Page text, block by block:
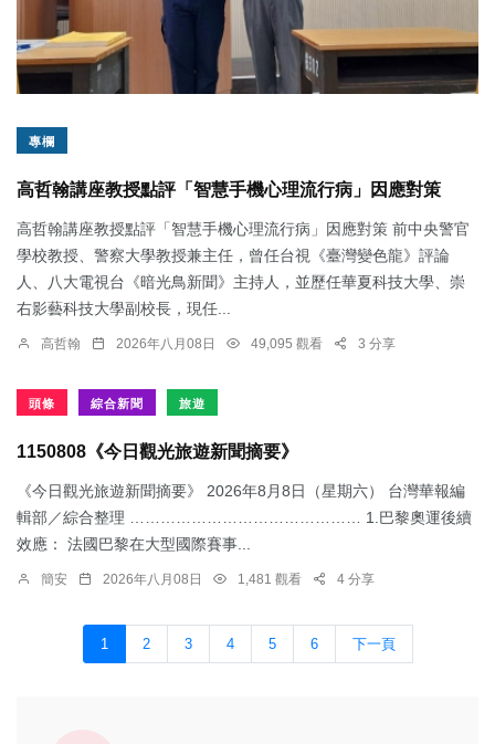
專欄
高哲翰講座教授點評「智慧手機心理流行病」因應對策
高哲翰講座教授點評「智慧手機心理流行病」因應對策 前中央警官
學校教授、警察大學教授兼主任，曾任台視《臺灣變色龍》評論
人、八大電視台《暗光鳥新聞》主持人，並歷任華夏科技大學、崇
右影藝科技大學副校長，現任...
高哲翰 2026年八月08日 49,095 觀看 3 分享
頭條 綜合新聞 旅遊
1150808《今日觀光旅遊新聞摘要》
《今日觀光旅遊新聞摘要》 2026年8月8日（星期六） 台灣華報編
輯部／綜合整理 ……………………………………… 1.​巴黎奧運後續
效應： 法國巴黎在大型國際賽事...
簡安 2026年八月08日 1,481 觀看 4 分享
1 2 3 4 5 6 下一頁